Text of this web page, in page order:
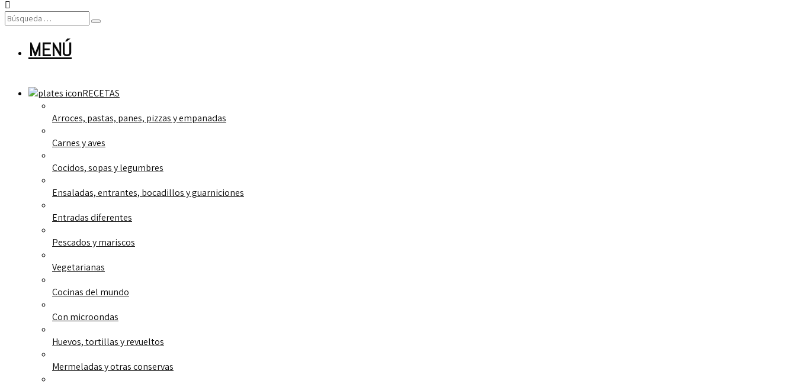
MENÚ
RECETAS
Arroces, pastas, panes, pizzas y empanadas
Carnes y aves
Cocidos, sopas y legumbres
Ensaladas, entrantes, bocadillos y guarniciones
Entradas diferentes
Pescados y mariscos
Vegetarianas
Cocinas del mundo
Con microondas
Huevos, tortillas y revueltos
Mermeladas y otras conservas